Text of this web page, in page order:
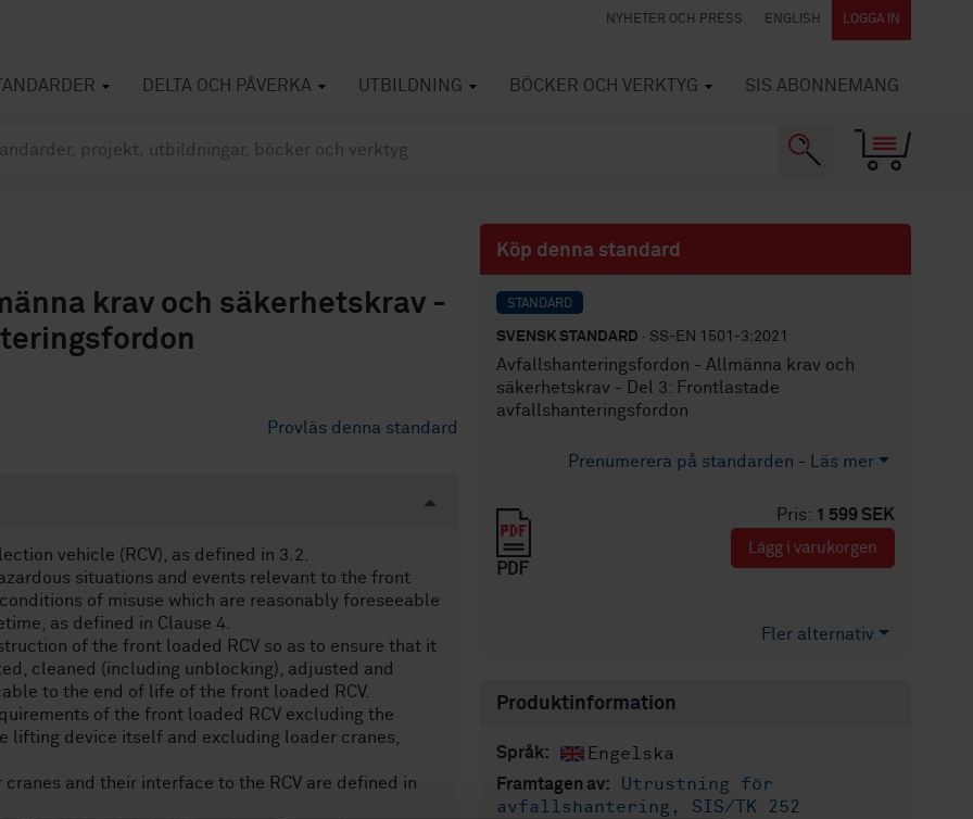
NYHETER OCH PRESS ENGLISH LOGGA IN
DELTA OCH PÅVERKA UTBILDNING BÖCKER OCH VERKTYG SIS ABONNEMANG
krav och säkerhetskrav -
Provläs denna standard
vehicle (RCV), as defined in 3.2.
situations and events relevant to the front
of misuse which are reasonably foreseeable
as defined in Clause 4.
of the front loaded RCV so as to ensure that it
cleaned (including unblocking), adjusted and
to the end of life of the front loaded RCV.
of the front loaded RCV excluding the
device itself and excluding loader cranes,
and their interface to the RCV are defined in
Köp denna standard
STANDARD
SVENSK STANDARD · SS-EN 1501-3:2021
Avfallshanteringsfordon - Allmänna krav och
säkerhetskrav - Del 3: Frontlastade
avfallshanteringsfordon
Prenumerera på standarden - Läs mer
Pris: 1 599 SEK
PDF
Lägg i varukorgen
Fler alternativ
Produktinformation
Språk: Engelska
Framtagen av:
Utrustning för
avfallshantering, SIS/TK 252